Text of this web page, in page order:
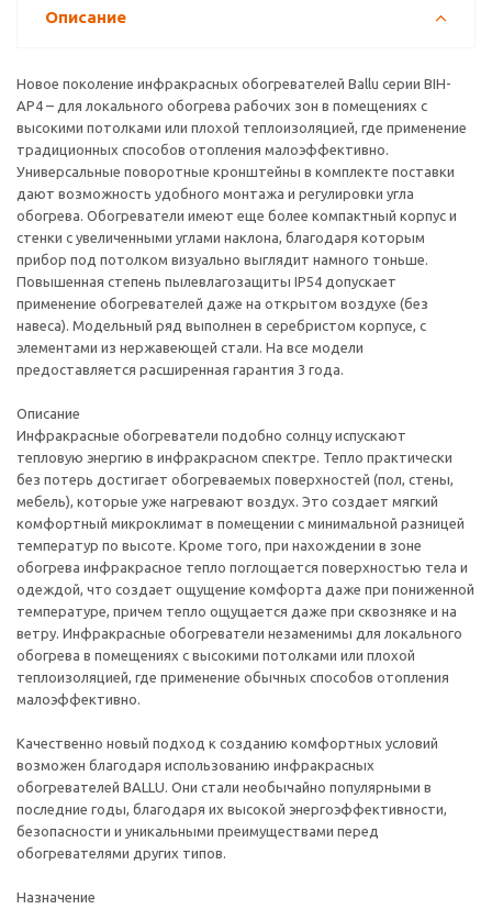
Описание
Новое поколение инфракрасных обогревателей Ballu серии BIH-
AP4 – для локального обогрева рабочих зон в помещениях с
высокими потолками или плохой теплоизоляцией, где применение
традиционных способов отопления малоэффективно.
Универсальные поворотные кронштейны в комплекте поставки
дают возможность удобного монтажа и регулировки угла
обогрева. Обогреватели имеют еще более компактный корпус и
стенки с увеличенными углами наклона, благодаря которым
прибор под потолком визуально выглядит намного тоньше.
Повышенная степень пылевлагозащиты IP54 допускает
применение обогревателей даже на открытом воздухе (без
навеса). Модельный ряд выполнен в серебристом корпусе, с
элементами из нержавеющей стали. На все модели
предоставляется расширенная гарантия 3 года.
Описание
Инфракрасные обогреватели подобно солнцу испускают
тепловую энергию в инфракрасном спектре. Тепло практически
без потерь достигает обогреваемых поверхностей (пол, стены,
мебель), которые уже нагревают воздух. Это создает мягкий
комфортный микроклимат в помещении с минимальной разницей
температур по высоте. Кроме того, при нахождении в зоне
обогрева инфракрасное тепло поглощается поверхностью тела и
одеждой, что создает ощущение комфорта даже при пониженной
температуре, причем тепло ощущается даже при сквозняке и на
ветру. Инфракрасные обогреватели незаменимы для локального
обогрева в помещениях с высокими потолками или плохой
теплоизоляцией, где применение обычных способов отопления
малоэффективно.
Качественно новый подход к созданию комфортных условий
возможен благодаря использованию инфракрасных
обогревателей BALLU. Они стали необычайно популярными в
последние годы, благодаря их высокой энергоэффективности,
безопасности и уникальными преимуществами перед
обогревателями других типов.
Назначение